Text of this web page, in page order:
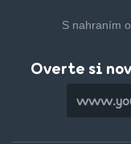
S nahraním
Overte si